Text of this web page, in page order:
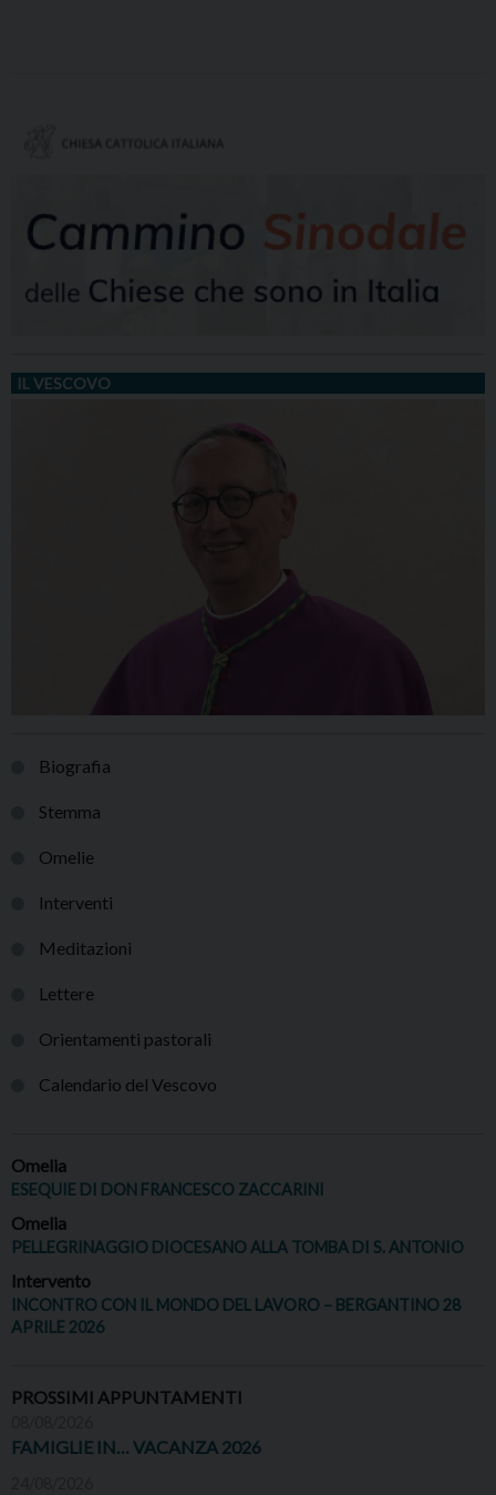
IL VESCOVO
Biografia
Stemma
Omelie
Interventi
Meditazioni
Lettere
Orientamenti pastorali
Calendario del Vescovo
Omelia
ESEQUIE DI DON FRANCESCO ZACCARINI
Omelia
PELLEGRINAGGIO DIOCESANO ALLA TOMBA DI S. ANTONIO
Intervento
INCONTRO CON IL MONDO DEL LAVORO – BERGANTINO 28
APRILE 2026
PROSSIMI APPUNTAMENTI
FAMIGLIE IN… VACANZA 2026